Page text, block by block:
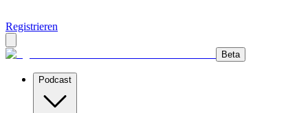
Registrieren
Beta
Podcast